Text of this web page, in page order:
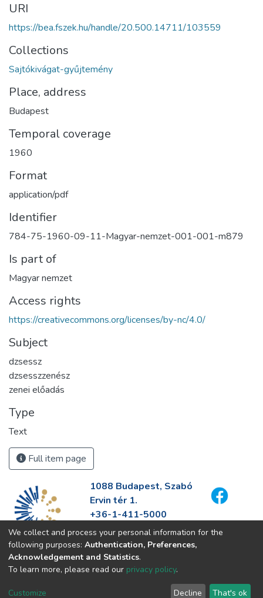
URI
https://bea.fszek.hu/handle/20.500.14711/103559
Collections
Sajtókivágat-gyűjtemény
Place, address
Budapest
Temporal coverage
1960
Format
application/pdf
Identifier
784-75-1960-09-11-Magyar-nemzet-001-001-m879
Is part of
Magyar nemzet
Access rights
https://creativecommons.org/licenses/by-nc/4.0/
Subject
dzsessz
dzsesszzenész
zenei előadás
Type
Text
Full item page
1088 Budapest, Szabó
Ervin tér 1.
+36-1-411-5000
info@fszek.hu
https://fszek.hu
We collect and process your personal information for the
following purposes: Authentication, Preferences,
Acknowledgement and Statistics.
To learn more, please read our privacy policy.
Customize Decline That's ok